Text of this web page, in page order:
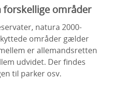
forskellige områder
natura 2000-
områder gælder
er allemandsretten
udvidet. Der findes
til parker osv.